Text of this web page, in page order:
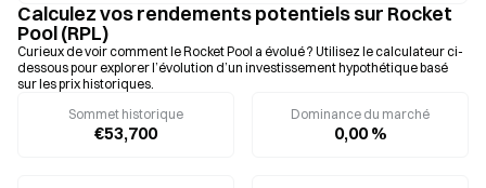
Calculez vos rendements potentiels sur Rocket
Pool (RPL)
Curieux de voir comment le Rocket Pool a évolué ? Utilisez le calculateur ci-
dessous pour explorer l’évolution d’un investissement hypothétique basé
sur les prix historiques.
Sommet historique
€53,700
Dominance du marché
0,00 %